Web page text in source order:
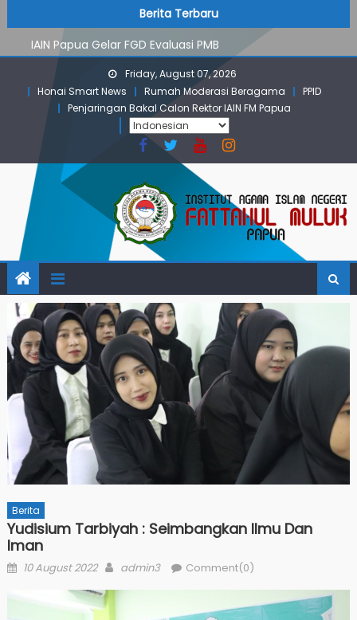
to
content
Berita Terbaru
IAIN Papua Gelar FGD Evaluasi PMB
KKN IAIN Papua: Kelompok Skow Sae Kolaborasi dengan
KKN UGM dan Uncen
Para Mahasiswa PGMI IAIN Papua Tembus Jurnal
Terindeks Google Scholar
Pembekalan KKN: Bangun Komunikasi Aktif dengan
Masyarakat
PMB Jalur Mandiri: Peserta Ujian Dari Lanny Jaya Hingga
Maluku
Friday, August 07, 2026
Honai Smart News
Rumah Moderasi Beragama
PPID
Penjaringan Bakal Calon Rektor IAIN FM Papua
Berita
Yudisium Tarbiyah : Seimbangkan Ilmu Dan
Iman
Posted
10 August 2022 Author
admin3 Comment(0)